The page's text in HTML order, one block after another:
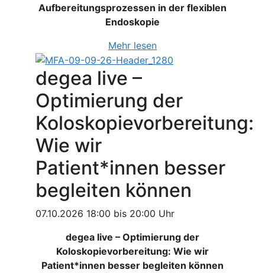
Aufbereitungsprozessen in der flexiblen
Endoskopie
Mehr lesen
degea live –
Optimierung der
Koloskopievorbereitung:
Wie wir
Patient*innen besser
begleiten können
07.10.2026 18:00 bis 20:00 Uhr
degea live – Optimierung der
Koloskopievorbereitung: Wie wir
Patient*innen besser begleiten können